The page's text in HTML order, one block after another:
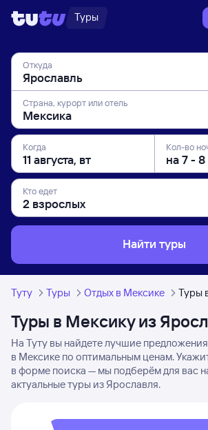
Туры
Откуда
Страна, курорт или отель
Когда Кол-во
Кто едет
Найти туры
Туту Туры Отдых в Мексике Туры
Туры в Мексику из
На Туту вы найдете лучшие
в Мексике по оптимальным ценам.
в форме поиска — мы подберём для вас
актуальные туры из Ярославля.